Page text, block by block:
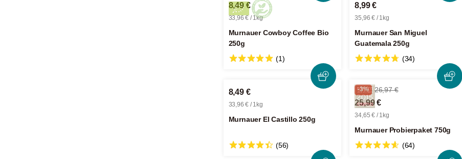
8,49 €
33,96 € / 1kg
Murnauer Cowboy Coffee Bio
250g
(1)
8,99 €
35,96 € / 1kg
Murnauer San Miguel
Guatemala 250g
(34)
8,49 €
33,96 € / 1kg
Murnauer El Castillo 250g
(56)
-3% 26,97 €
25,99 €
34,65 € / 1kg
Murnauer Probierpaket 750g
(64)